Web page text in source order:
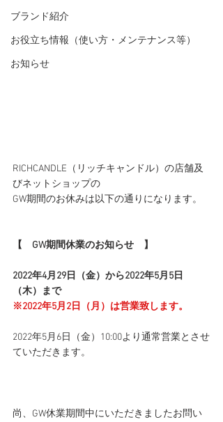
ブランド紹介
お役立ち情報（使い方・メンテナンス等）
お知らせ
RICHCANDLE（リッチキャンドル）の店舗及
びネットショップの
GW期間のお休みは以下の通りになります。
【　GW期間休業のお知らせ　】
2022年4月29日（金）から2022年5月5日
（木）まで
※2022年5月2日（月）は営業致します。
2022年5月6日（金）10:00より通常営業とさせ
ていただきます。
尚、GW休業期間中にいただきましたお問い